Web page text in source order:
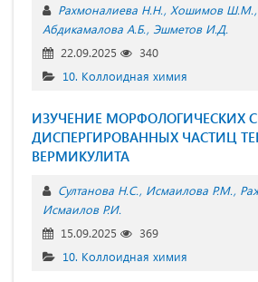
Рахмоналиева Н.Н. Хошимов Ш.М.
Абдикамалова А.Б. Эшметов И.Д.
22.09.2025
340
10. Коллоидная химия
ИЗУЧЕНИЕ МОРФОЛОГИЧЕСКИХ
ДИСПЕРГИРОВАННЫХ ЧАСТИЦ
ВЕРМИКУЛИТА
Султанова Н.С. Исмаилова Р.М.
Исмаилов Р.И.
15.09.2025
369
10. Коллоидная химия